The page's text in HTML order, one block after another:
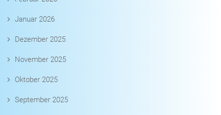
Januar 2026
Dezember 2025
November 2025
Oktober 2025
September 2025